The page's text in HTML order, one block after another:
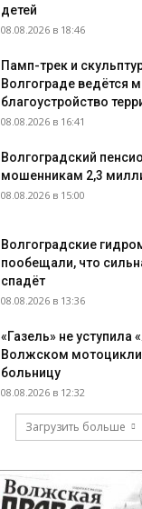
детей
08.08.2026 в 18:46
Памп-трек и
Волгограде ведётся
благоустройство
08.08.2026 в 16:41
Волгоградский
мошенникам 2,3
08.08.2026 в 15:00
Волгоградские
пообещали, что
спадёт
08.08.2026 в 13:36
«Газель» не уступила
Волжском
больницу
08.08.2026 в 12:32
Загрузить больше